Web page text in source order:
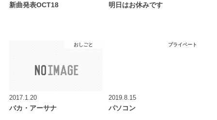
新曲発表OCT18 明日はお休みです
おしごと
2017.1.20
バカ・アーサナ
プライベート
2019.8.15
パソコン